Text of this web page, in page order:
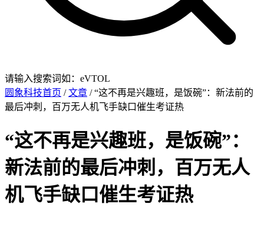
请输入搜索词如：eVTOL
圆象科技首页 /文章 / “这不再是兴趣班，是饭碗”：新法前的
最后冲刺，百万无人机飞手缺口催生考证热
“这不再是兴趣班，是饭碗”：
新法前的最后冲刺，百万无人
机飞手缺口催生考证热